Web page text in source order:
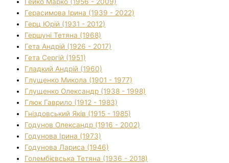
Герасимова Ірина (1939 - 2022)
Герц Юрій (1931 - 2012)
Гершуні Тетяна (1968)
Гета Андрій (1926 - 2017)
Гета Сергій (1951)
Гладкий Андрій (1960)
Глущенко Микола (1901 - 1977)
Глущенко Олександр (1938 - 1998)
Глюк Гаврило (1912 - 1983)
Гніздовський Яків (1915 - 1985)
Годунов Олександр (1916 - 2002)
Годунова Ірина (1973)
Годунова Лариса (1946)
Голембієвська Тетяна (1936 - 2018)